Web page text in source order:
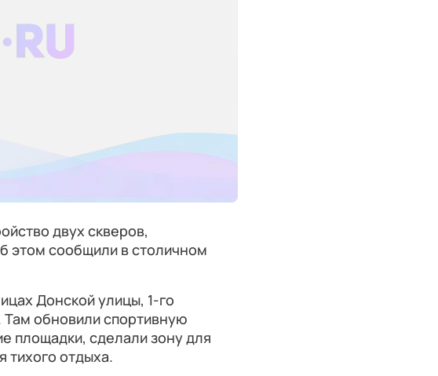
двух скверов,
этом сообщили в столичном
Донской улицы, 1-го
Там обновили спортивную
площадки, сделали зону для
тихого отдыха.